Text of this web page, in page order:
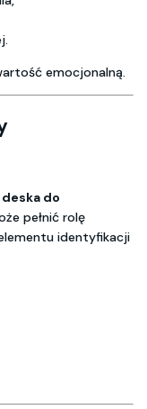
emocjonalną.
do
pełnić rolę
identyfikacji